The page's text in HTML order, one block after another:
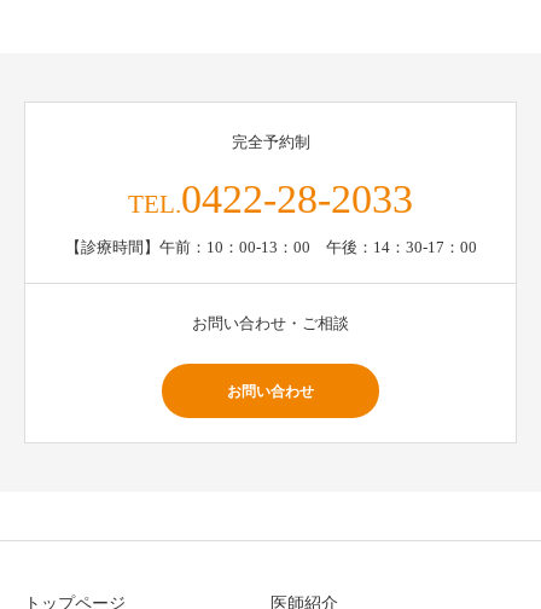
完全予約制
TEL.0422-28-2033
【診療時間】午前：10：00-13：00 午後：14：30-17：00
お問い合わせ・ご相談
お問い合わせ
トップページ 医師紹介